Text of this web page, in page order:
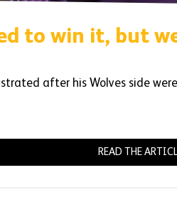
to win it, but
after his Wolves side
READ THE